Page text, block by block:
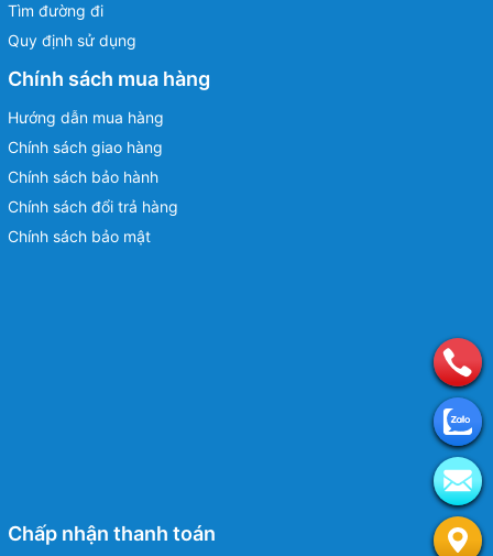
Tìm đường đi
Quy định sử dụng
Chính sách mua hàng
Hướng dẫn mua hàng
Chính sách giao hàng
Chính sách bảo hành
Chính sách đổi trả hàng
Chính sách bảo mật
Chấp nhận thanh toán